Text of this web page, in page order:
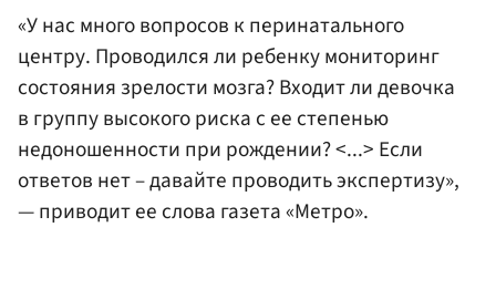
«У нас много вопросов к перинатального
центру. Проводился ли ребенку мониторинг
состояния зрелости мозга? Входит ли девочка
в группу высокого риска с ее степенью
недоношенности при рождении? <...> Если
ответов нет – давайте проводить экспертизу»,
— приводит ее слова газета «Метро».